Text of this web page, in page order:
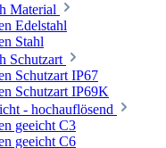
Material
Edelstahl
Stahl
Schutzart
Schutzart IP67
Schutzart IP69K
- hochauflösend
geeicht C3
geeicht C6